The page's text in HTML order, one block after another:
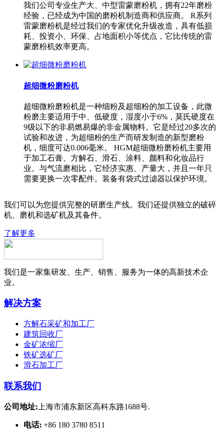
我们公司专业生产大、中型雷蒙磨粉机，拥有22年磨粉
经验，已经成为中国的磨粉机制造商和供应商。 R系列
雷蒙磨粉机是经过我们的专家优化升级改造，具有低损
耗、投资小、环保、占地面积小等优点，它比传统的雷
蒙磨粉机效率更高。
超细微粉磨粉机
超细微粉磨粉机是一种细粉及超细粉的加工设备，此微
粉磨主要适用于中、低硬度，湿度小于6%，莫氏硬度在
9级以下的非易燃易爆的非金属物料。它是经过20多次的
试验和改进，为超细粉的生产而研发制造的新型磨粉
机，细度可达0.006毫米。 HGM超细微粉磨粉机主要用
于加工石膏、方解石、滑石、涂料、颜料和化妆品行
业。与气流磨相比，它经济实惠、产量大，并且一年只
需要更换一次零配件。装备有袋式过滤器以保护环境。
我们可以为您提供完整的研磨生产线。我们还提供独立的破碎
机、磨机和选矿机及其备件。
了解更多
我们是一家集研发、生产、销售、服务为一体的高新技术企
业。
解决方案
方解石采矿和加工厂
建筑回收厂
金矿浓缩厂
铁矿选矿厂
滑石加工厂
联系我们
公司地址: 上海市浦东新区高科东路1688号.
电话: +86 180 3780 8511